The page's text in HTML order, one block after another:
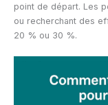
point de départ. Les
ou recherchant des
20 % ou 30 %.